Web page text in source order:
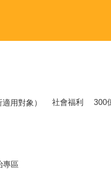
用對象） 社會福利 300
專區